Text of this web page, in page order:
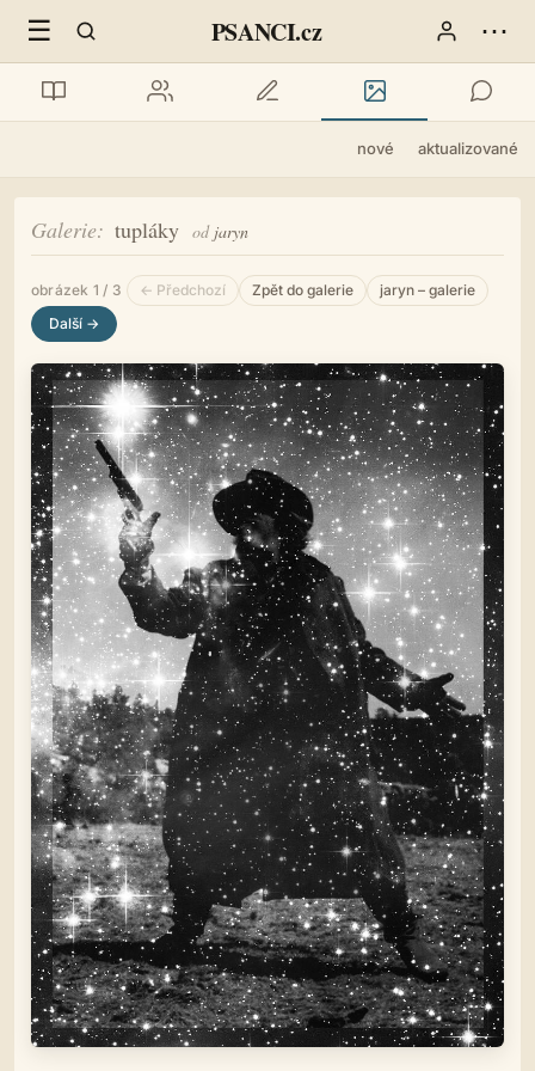
☰ PSANCI.cz ⋯
nové aktualizované
Galerie tupláky od jaryn
obrázek 1 / 3 ← Předchozí Zpět do galerie
jaryn – galerie
Další →